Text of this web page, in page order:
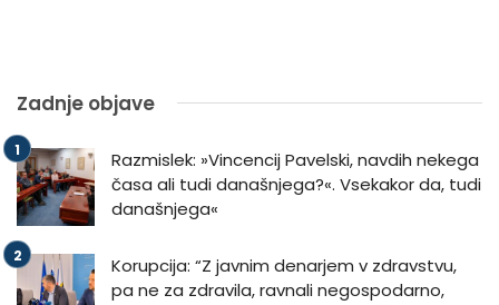
Zadnje objave
Razmislek: »Vincencij Pavelski, navdih nekega
časa ali tudi današnjega?«. Vsekakor da, tudi
današnjega«
Korupcija: “Z javnim denarjem v zdravstvu,
pa ne za zdravila, ravnali negospodarno,